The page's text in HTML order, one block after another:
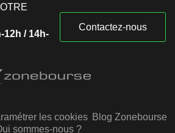
12h / 14h-
Contactez-nous
les cookies Blog Zonebourse
sommes-nous ?